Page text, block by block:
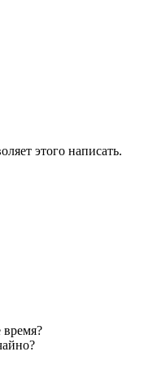
этого написать.
время?